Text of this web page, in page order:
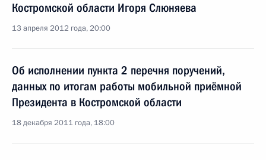
Костромской области Игоря Слюняева
13 апреля 2012 года, 20:00
Об исполнении пункта 2 перечня поручений,
данных по итогам работы мобильной приёмной
Президента в Костромской области
18 декабря 2011 года, 18:00